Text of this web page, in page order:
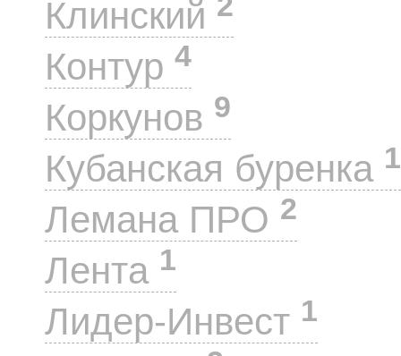
Клинский
Контур 4
Коркунов 9
Кубанская буренка 1
Лемана ПРО 2
Лента 1
Лидер-Инвест 1